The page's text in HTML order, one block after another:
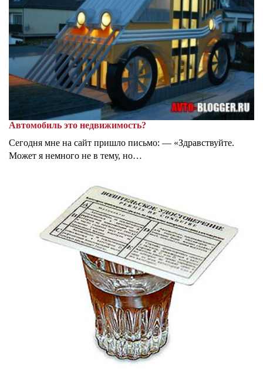
Автомобиль это недвижимость?
Сегодня мне на сайт пришло письмо: — «Здравствуйте.
Может я немного не в тему, но…